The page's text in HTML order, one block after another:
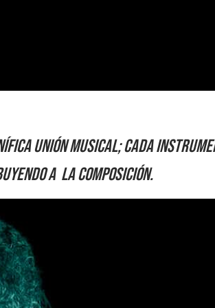
unión musical; cada
a la composición.